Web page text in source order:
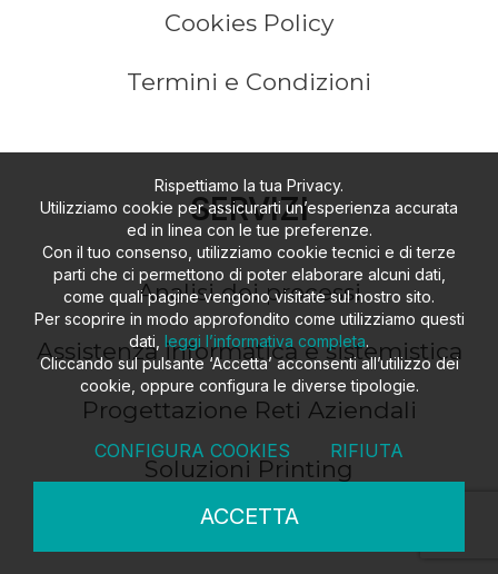
Cookies Policy
Termini e Condizioni
SERVIZI
Analisi dei processi
Assistenza informatica e sistemistica
Progettazione Reti Aziendali
Soluzioni Printing
Sicurezza Informatica Aziendale
Rispettiamo la tua Privacy.
Utilizziamo cookie per assicurarti un’esperienza accurata
ed in linea con le tue preferenze.
Con il tuo consenso, utilizziamo cookie tecnici e di terze
parti che ci permettono di poter elaborare alcuni dati,
come quali pagine vengono visitate sul nostro sito.
Per scoprire in modo approfondito come utilizziamo questi
dati, leggi l’informativa completa.
Cliccando sul pulsante ‘Accetta’ acconsenti all’utilizzo dei
cookie, oppure configura le diverse tipologie.
CONFIGURA COOKIES RIFIUTA
ACCETTA